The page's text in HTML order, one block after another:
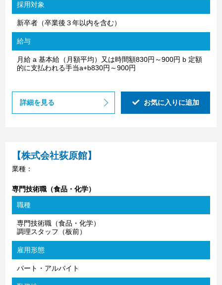
採用対象
新卒者（卒業後３年以内を含む）
給与
月給 a 基本給（月額平均）又は時間額830円～900円 b 定額
的に支払われる手当a+b830円～900円
詳細を見る お気に入りに追加
【株式会社荻原館】
業種：
専門技術職（食品・化学）
職種
専門技術職（食品・化学）
調理スタッフ（板前）
雇用形態
パート・アルバイト